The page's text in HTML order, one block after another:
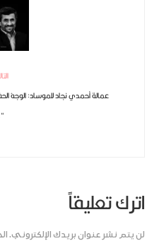
عمالة أحمدي نجاد للموساد: الوجهُ
اترك تعليقاً
لن يتم نشر عنوان بريدك الإلكتروني.